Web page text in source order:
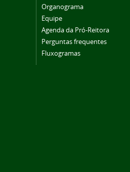
Organograma
Equipe
Agenda da Pró-Reitora
Perguntas frequentes
Fluxogramas